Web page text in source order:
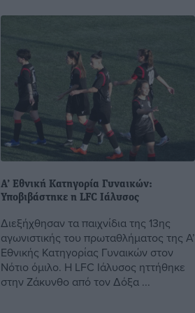
Α’ Εθνική Κατηγορία Γυναικών:
Υποβιβάστηκε η LFC Ιάλυσος
Διεξήχθησαν τα παιχνίδια της 13ης
αγωνιστικής του πρωταθλήματος της Α’
Εθνικής Κατηγορίας Γυναικών στον
Νότιο όμιλο. Η LFC Ιάλυσος ηττήθηκε
στην Ζάκυνθο από τον Δόξα ...